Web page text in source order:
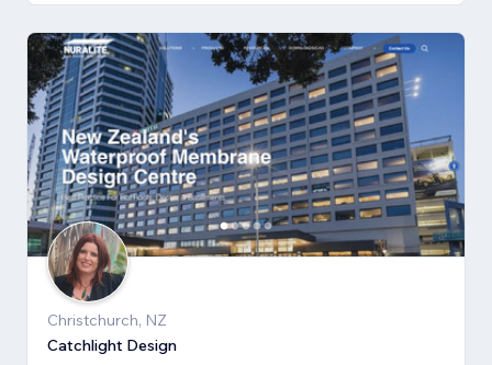
Christchurch, NZ
Catchlight Design